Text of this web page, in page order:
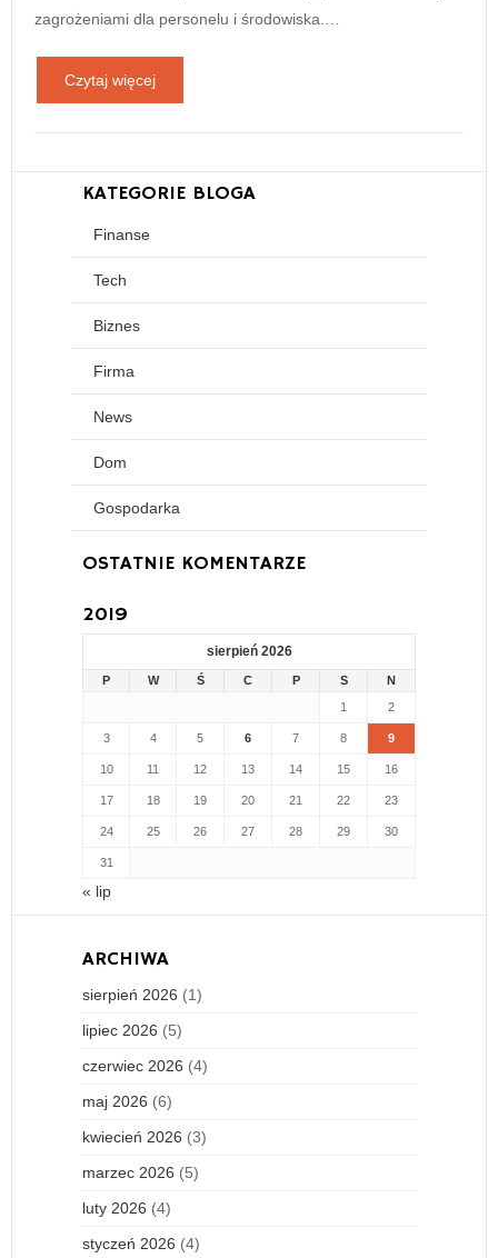
zagrożeniami dla personelu i środowiska.…
Czytaj więcej
KATEGORIE BLOGA
Finanse
Tech
Biznes
Firma
News
Dom
Gospodarka
OSTATNIE KOMENTARZE
2019
sierpień 2026
P W Ś C P S
N
1
2
3 4 5 6 7 8 9
10 11 12 13 14 15 16
17 18 19 20 21 22 23
24 25 26 27 28 29 30
31
« lip
ARCHIWA
sierpień 2026 (1)
lipiec 2026 (5)
czerwiec 2026 (4)
maj 2026 (6)
kwiecień 2026 (3)
marzec 2026 (5)
luty 2026 (4)
styczeń 2026 (4)